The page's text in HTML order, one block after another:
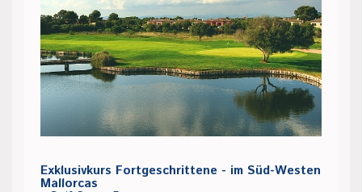
Exklusivkurs Fortgeschrittene - im Süd-Westen
Mallorcas